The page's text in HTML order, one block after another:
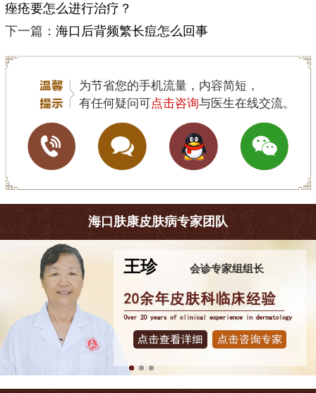
痤疮要怎么进行治疗？
下一篇： 海口后背频繁长痘怎么回事
为节省您的手机流量，内容简短，
有任何疑问可点击咨询与医生在线交流。
海口肤康皮肤病专家团队
王珍 会诊专家组组长